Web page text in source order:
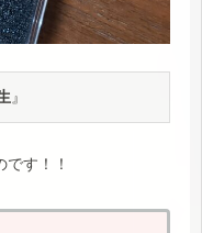
』
す！！